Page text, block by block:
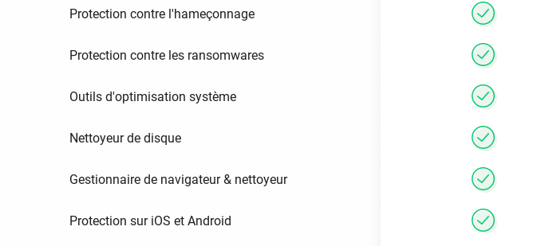
Protection contre l'hameçonnage
Protection contre les ransomwares
Outils d'optimisation système
Nettoyeur de disque
Gestionnaire de navigateur & nettoyeur
Protection sur iOS et Android